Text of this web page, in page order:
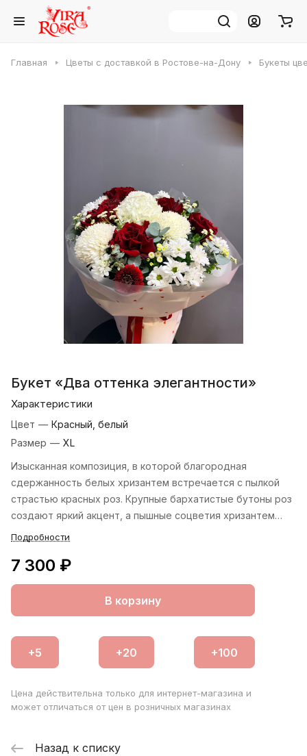
Главная Цветы с доставкой в Ростове-на-Дону Букеты
Букет «Два оттенка элегантности»
Характеристики
Цвет — Красный, белый
Размер — XL
Изысканная композиция, в которой благородная
сдержанность белых хризантем встречается с пылкой
страстью красных роз. Крупные бархатистые бутоны роз
создают яркий акцент, а пышные соцветия хризантем
добавляют букету объёма и текстуры. Контраст
визуальный эффект — словно пламя, обрамлённое снегом.
Подробности
7 300 ₽
В корзину
Цена действительна только для интернет-магазина и
может отличаться от цен в розничных магазинах
Назад к списку